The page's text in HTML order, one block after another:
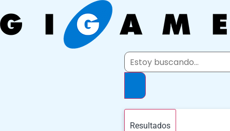
al
contenido
Search
Resultados